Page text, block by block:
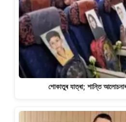
শোকাতুৰ যাত্ৰা; শান্তি